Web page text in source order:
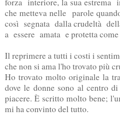
che metteva nelle parole
così segnata dalla crudeltà
a essere amata e protetta
Il reprimere a tutti i costi i
che non si ama l'ho trovato più
Ho trovato molto originale la
dove le donne sono al centro
piacere. È scritto molto bene;
mi ha convinto del tutto.